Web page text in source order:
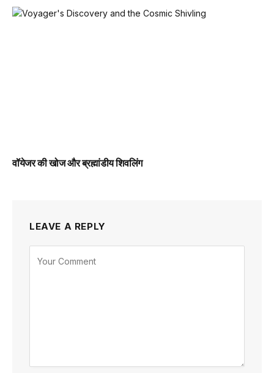
वॉयेजर की खोज और ब्रह्मांडीय शिवलिंग
LEAVE A REPLY